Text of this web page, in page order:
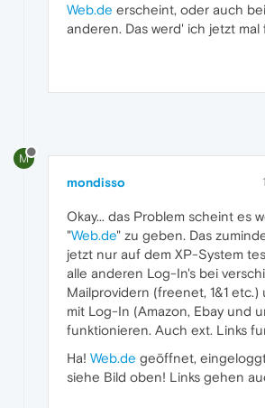
Web.de erscheint, oder auch
anderen. Das werd' ich jetzt mal
M
mondisso
Okay... das Problem scheint es
"Web.de" zu geben. Das
jetzt nur auf dem XP-System
alle anderen Log-In's bei
Mailprovidern (freenet, 1&1 etc.)
mit Log-In (Amazon, Ebay und
funktionieren. Auch ext. Links
Ha! Web.de geöffnet,
siehe Bild oben! Links gehen